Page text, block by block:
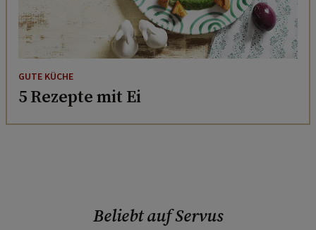
GUTE KÜCHE
5 Rezepte mit Ei
Beliebt auf Servus